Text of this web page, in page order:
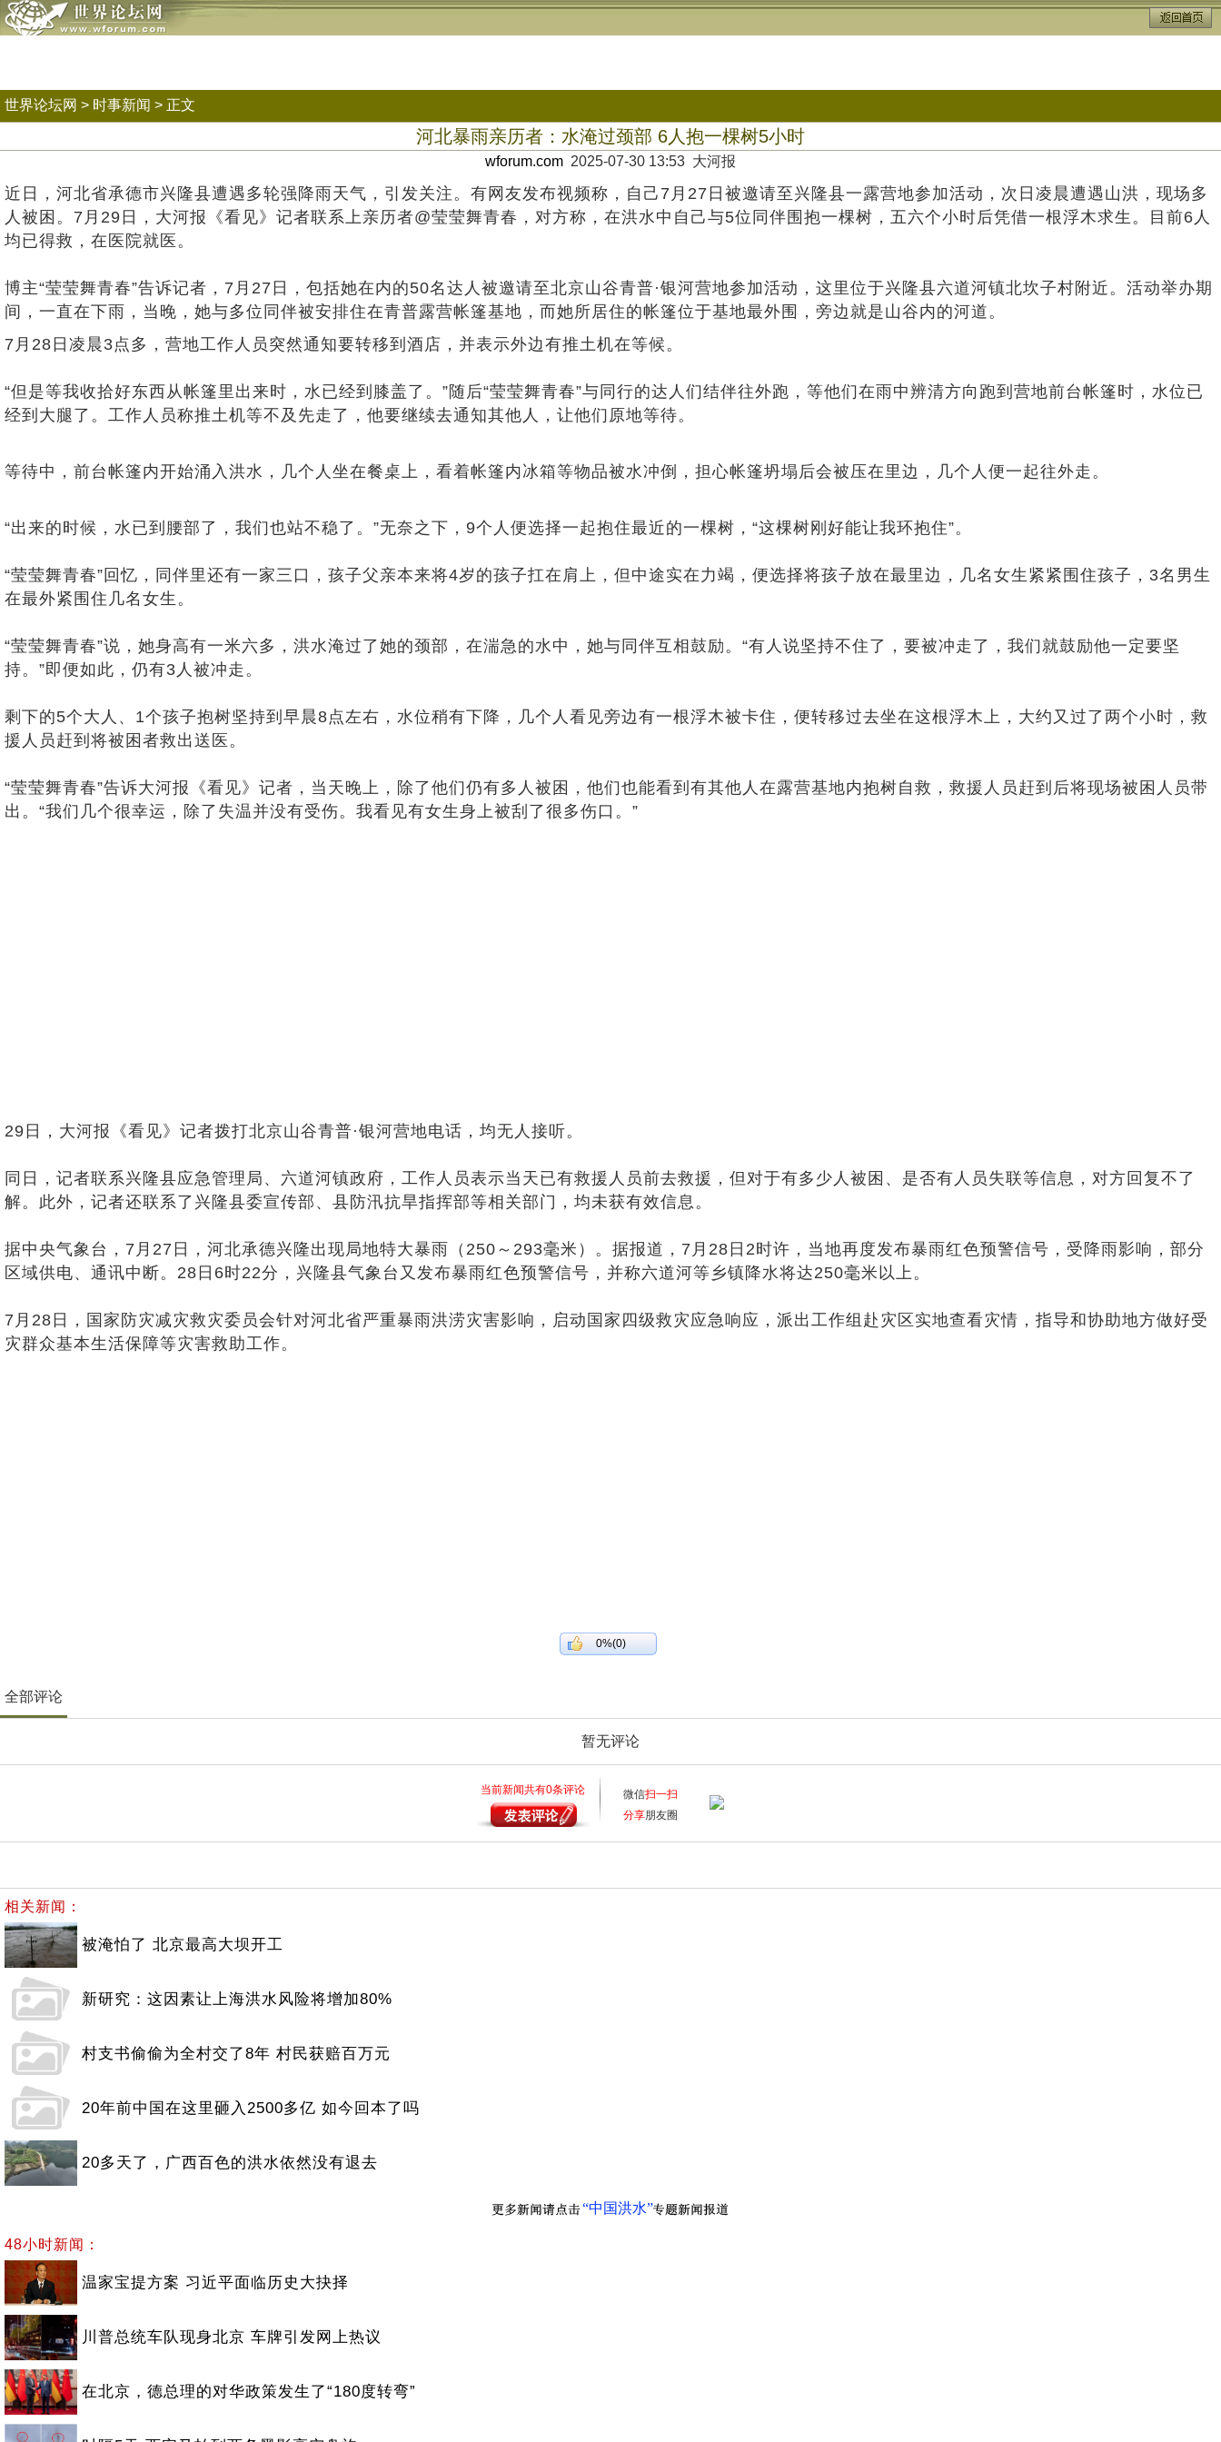
世界论坛网 > 时事新闻 > 正文
河北暴雨亲历者：水淹过颈部 6人抱一棵树5小时
wforum.com 2025-07-30 13:53 大河报
近日，河北省承德市兴隆县遭遇多轮强降雨天气，引发关注。有网友发布视频称，自己7月27日被邀请至兴隆县一露营地参加活动，次日凌晨遭遇山洪，现场多
人被困。7月29日，大河报《看见》记者联系上亲历者@莹莹舞青春，对方称，在洪水中自己与5位同伴围抱一棵树，五六个小时后凭借一根浮木求生。目前6人
均已得救，在医院就医。
博主“莹莹舞青春”告诉记者，7月27日，包括她在内的50名达人被邀请至北京山谷青普·银河营地参加活动，这里位于兴隆县六道河镇北坎子村附近。活动举办期
间，一直在下雨，当晚，她与多位同伴被安排住在青普露营帐篷基地，而她所居住的帐篷位于基地最外围，旁边就是山谷内的河道。
7月28日凌晨3点多，营地工作人员突然通知要转移到酒店，并表示外边有推土机在等候。
“但是等我收拾好东西从帐篷里出来时，水已经到膝盖了。”随后“莹莹舞青春”与同行的达人们结伴往外跑， 等他们在雨中辨清方向跑到营地前台帐篷时，水位已
经到大腿了。 工作人员称推土机等不及先走了，他要继续去通知其他人，让他们原地等待。
等待中，前台帐篷内开始涌入洪水，几个人坐在餐桌上，看着帐篷内冰箱等物品被水冲倒，担心帐篷坍塌后会被压在里边，几个人便一起往外走。
“出来的时候，水已到腰部了，我们也站不稳了。”无奈之下，9个人便选择一起抱住最近的一棵树，“这棵树刚好能让我环抱住”。
“莹莹舞青春”回忆，同伴里还有一家三口，孩子父亲本来将4岁的孩子扛在肩上，但中途实在力竭，便选择将孩子放在最里边，几名女生紧紧围住孩子，3名男生
在最外紧围住几名女生。
“莹莹舞青春”说，她身高有一米六多，洪水淹过了她的颈部，在湍急的水中，她与同伴互相鼓励。“有人说坚持不住了，要被冲走了，我们就鼓励他一定要坚
持。”即便如此，仍有3人被冲走。
剩下的5个大人、1个孩子抱树坚持到早晨8点左右，水位稍有下降，几个人看见旁边有一根浮木被卡住，便转移过去坐在这根浮木上，大约又过了两个小时，救
援人员赶到将被困者救出送医。
“莹莹舞青春”告诉大河报《看见》记者，当天晚上，除了他们仍有多人被困，他们也能看到有其他人在露营基地内抱树自救，救援人员赶到后将现场被困人员带
出。“我们几个很幸运，除了失温并没有受伤。我看见有女生身上被刮了很多伤口。”
29日，大河报《看见》记者拨打北京山谷青普·银河营地电话，均无人接听。
同日，记者联系兴隆县应急管理局、六道河镇政府，工作人员表示当天已有救援人员前去救援，但对于有多少人被困、是否有人员失联等信息，对方回复不了
解。此外，记者还联系了兴隆县委宣传部、县防汛抗旱指挥部等相关部门，均未获有效信息。
据中央气象台，7月27日，河北承德兴隆出现局地特大暴雨（250～293毫米）。据报道，7月28日2时许，当地再度发布暴雨红色预警信号，受降雨影响，部分
区域供电、通讯中断。28日6时22分，兴隆县气象台又发布暴雨红色预警信号，并称六道河等乡镇降水将达250毫米以上。
7月28日，国家防灾减灾救灾委员会针对河北省严重暴雨洪涝灾害影响，启动国家四级救灾应急响应，派出工作组赴灾区实地查看灾情，指导和协助地方做好受
灾群众基本生活保障等灾害救助工作。
0%(0)
全部评论
暂无评论
当前新闻共有0条评论 微信扫一扫
分享朋友圈
相关新闻：
被淹怕了 北京最高大坝开工
新研究：这因素让上海洪水风险将增加80%
村支书偷偷为全村交了8年 村民获赔百万元
20年前中国在这里砸入2500多亿 如今回本了吗
20多天了，广西百色的洪水依然没有退去
“中国洪水”
48小时新闻：
温家宝提方案 习近平面临历史大抉择
川普总统车队现身北京 车牌引发网上热议
在北京，德总理的对华政策发生了“180度转弯”